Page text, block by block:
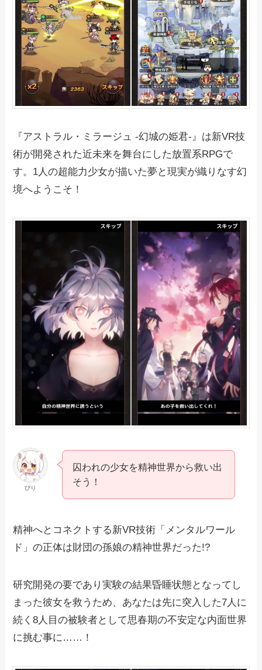
『アストラル・ミラージュ -幻城の姫君-』は新VR技
術が開発された近未来を舞台にした放置系RPGで
す。1人の超能力少女が描いた夢と現実が織りなす幻
境へようこそ！
ぴり
囚われの少女を精神世界から救い出
そう！
精神へとコネクトする新VR技術「メンタルワール
ド」の正体は財団の孫娘の精神世界だった!?
研究開発の要であり実験の結果昏睡状態となってし
まった彼女を救うため、あなたは先に突入した7人に
続く8人目の被験者として思春期の不安定な内面世界
に挑む事に……！